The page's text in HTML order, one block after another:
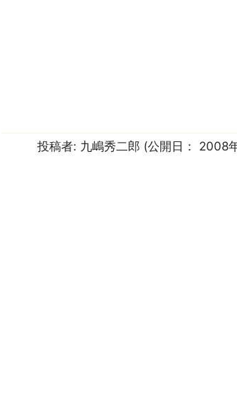
投稿者: 九嶋秀二郎 (公開日： 2008